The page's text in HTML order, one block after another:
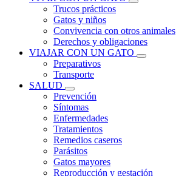
Trucos prácticos
Gatos y niños
Convivencia con otros animales
Derechos y obligaciones
VIAJAR CON UN GATO
Preparativos
Transporte
SALUD
Prevención
Síntomas
Enfermedades
Tratamientos
Remedios caseros
Parásitos
Gatos mayores
Reproducción y gestación